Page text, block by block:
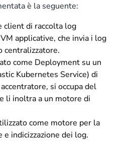
è la seguente:
client di raccolta log
applicative, che invia i log
centralizzatore.
come Deployment su un
Kubernetes Service) di
si occupa del
li inoltra a un motore di
come motore per la
e indicizzazione dei log.